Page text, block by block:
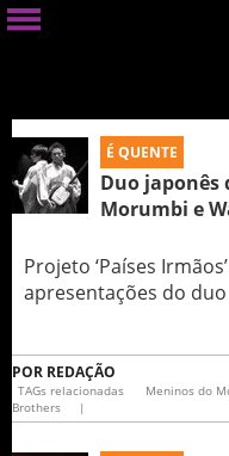
É QUENTE
Duo japonês
Morumbi e
Projeto ‘Países
apresentações do
POR REDAÇÃO
TAGs relacionadas Meninos do
Brothers
|